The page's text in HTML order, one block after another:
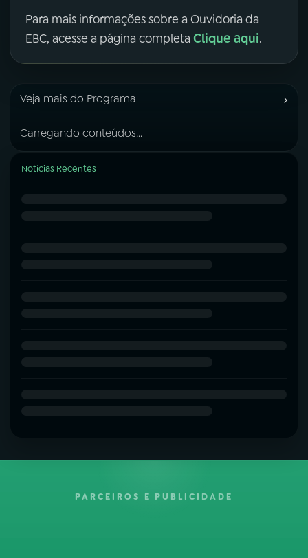
Para mais informações sobre a Ouvidoria da
EBC, acesse a página completa Clique aqui.
Veja mais do Programa ›
Carregando conteúdos...
Notícias Recentes
PARCEIROS E PUBLICIDADE